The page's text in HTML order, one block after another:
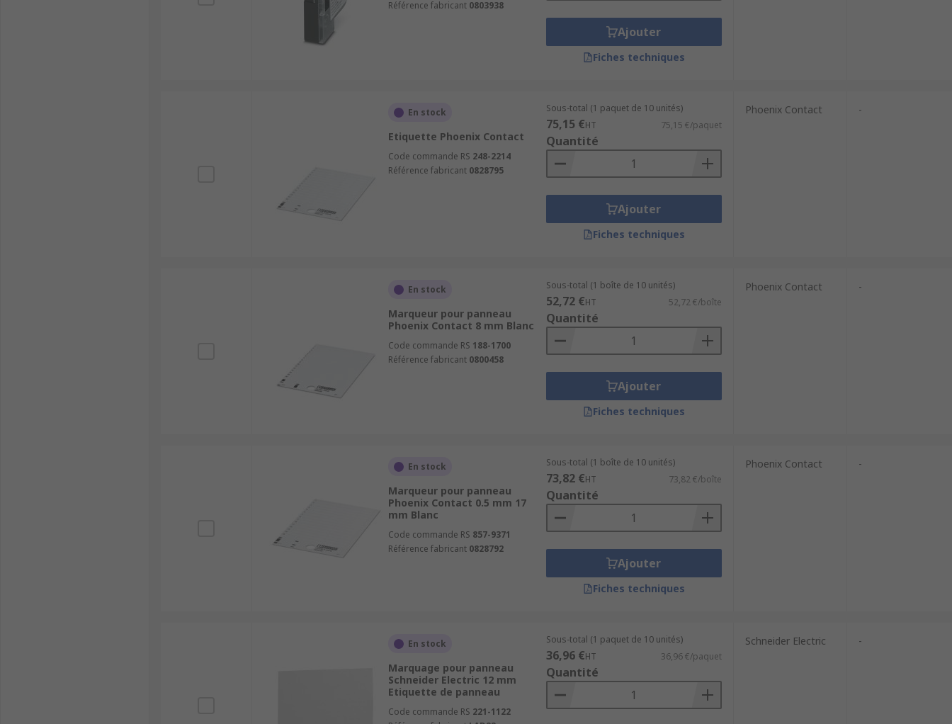
Référence fabricant 0803938
Ajouter
Fiches techniques
En stock
Etiquette Phoenix Contact
Code commande RS 248-2214
Référence fabricant 0828795
Sous-total (1 paquet de 10 unités)
75,15 €HT 75,15 €/paquet
Quantité
Ajouter
Fiches techniques
Phoenix Contact -
En stock
Marqueur pour panneau
Phoenix Contact 8 mm Blanc
Code commande RS 188-1700
Référence fabricant 0800458
Sous-total (1 boîte de 10 unités)
52,72 €HT 52,72 €/boîte
Quantité
Ajouter
Fiches techniques
Phoenix Contact -
En stock
Marqueur pour panneau
Phoenix Contact 0.5 mm 17
mm Blanc
Code commande RS 857-9371
Référence fabricant 0828792
Sous-total (1 boîte de 10 unités)
73,82 €HT 73,82 €/boîte
Quantité
Ajouter
Fiches techniques
Phoenix Contact -
En stock
Marquage pour panneau
Schneider Electric 12 mm
Etiquette de panneau
Code commande RS 221-1122
Sous-total (1 paquet de 10 unités)
36,96 €HT 36,96 €/paquet
Quantité
Schneider Electric -